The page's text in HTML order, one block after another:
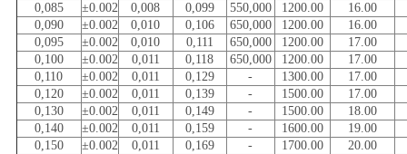
0,085
±0.002 0,008 0,099 550,000 1200.00
16.00
0,090
±0.002 0,010 0,106 650,000 1200.00
16.00
0,095
±0.002 0,010 0,111 650,000 1200.00
17.00
0,100
±0.002 0,011 0,118 650,000 1200.00
17.00
0,110
±0.002 0,011 0,129 - 1300.00
17.00
0,120
±0.002 0,011 0,139 - 1500.00
17.00
0,130
±0.002 0,011 0,149 - 1500.00
18.00
0,140
±0.002 0,011 0,159 - 1600.00
19.00
0,150
±0.002 0,011 0,169 - 1700.00
20.00